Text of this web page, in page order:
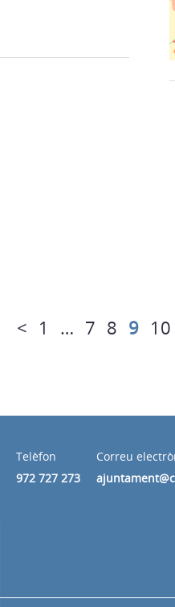
< 1 … 7 8 9 10
Telèfon
972 727 273
Correu